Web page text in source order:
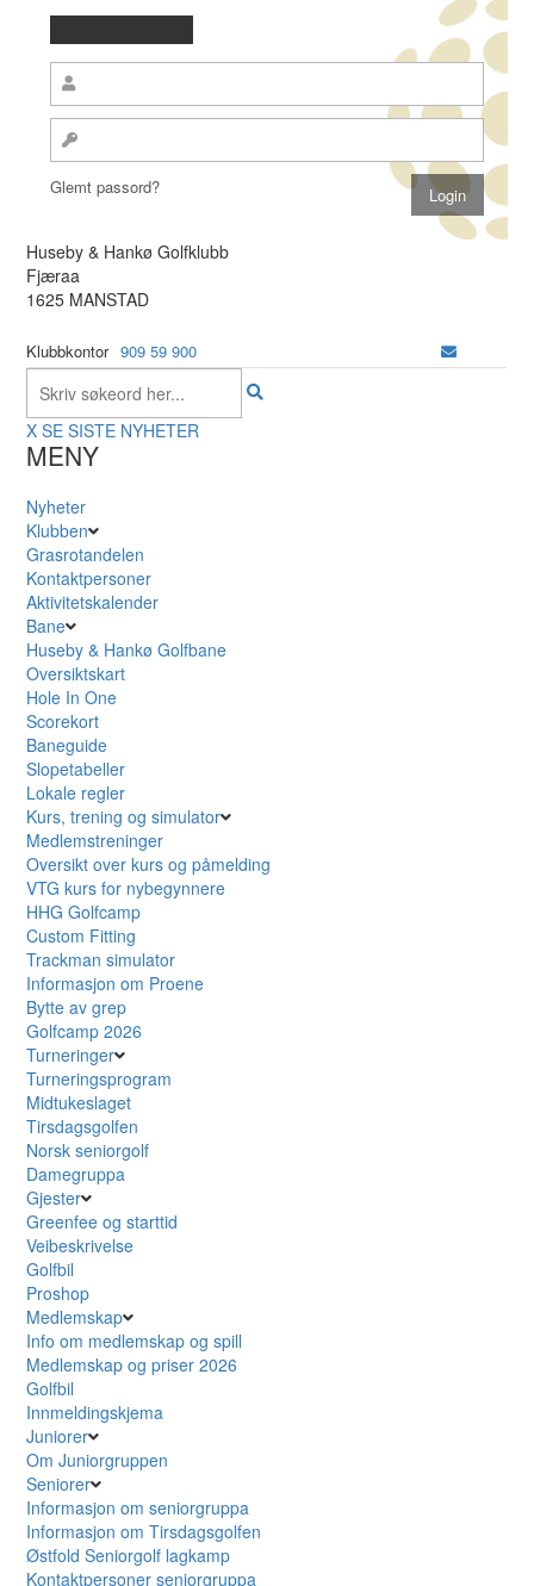
Glemt passord?
Huseby & Hankø Golfklubb
Fjæraa
1625 MANSTAD
Klubbkontor 909 59 900
X SE SISTE NYHETER
MENY
Nyheter
Klubben
Grasrotandelen
Kontaktpersoner
Aktivitetskalender
Bane
Huseby & Hankø Golfbane
Oversiktskart
Hole In One
Scorekort
Baneguide
Slopetabeller
Lokale regler
Kurs, trening og simulator
Medlemstreninger
Oversikt over kurs og påmelding
VTG kurs for nybegynnere
HHG Golfcamp
Custom Fitting
Trackman simulator
Informasjon om Proene
Bytte av grep
Golfcamp 2026
Turneringer
Turneringsprogram
Midtukeslaget
Tirsdagsgolfen
Norsk seniorgolf
Damegruppa
Gjester
Greenfee og starttid
Veibeskrivelse
Golfbil
Proshop
Medlemskap
Info om medlemskap og spill
Medlemskap og priser 2026
Golfbil
Innmeldingskjema
Juniorer
Om Juniorgruppen
Seniorer
Informasjon om seniorgruppa
Informasjon om Tirsdagsgolfen
Østfold Seniorgolf lagkamp
Kontaktpersoner seniorgruppa